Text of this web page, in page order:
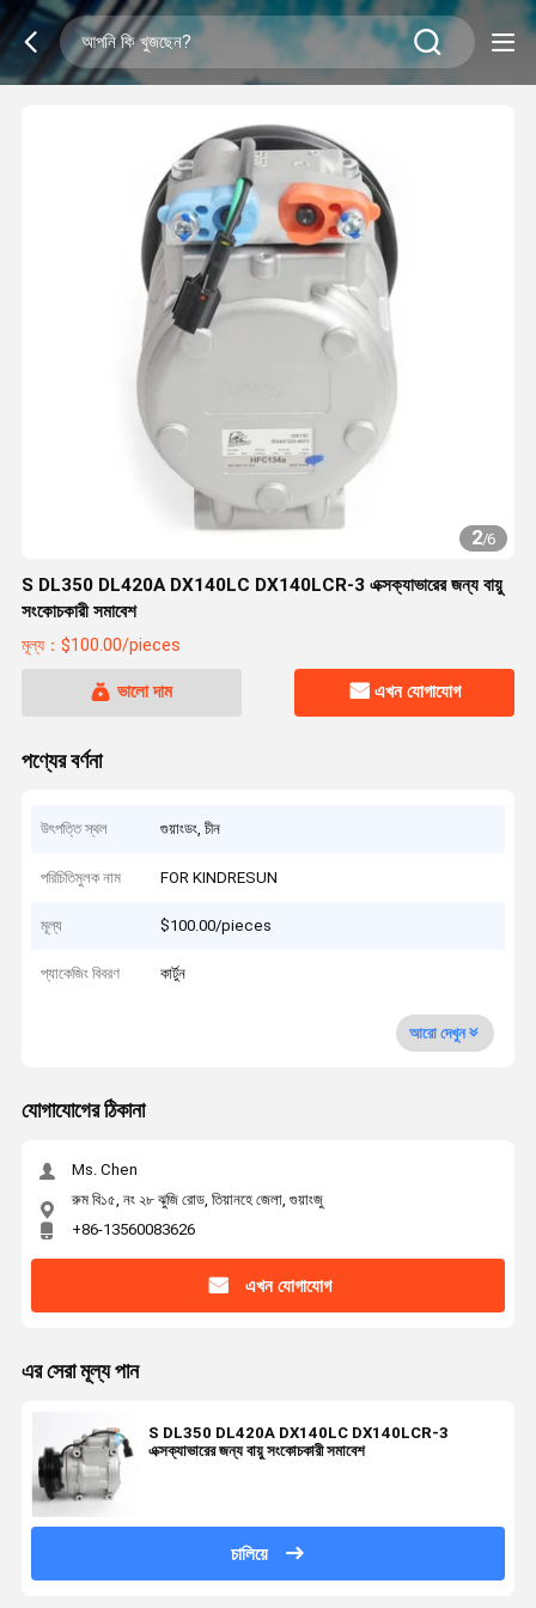
2/6
S DL350 DL420A DX140LC DX140LCR-3 এক্সক্যাভারের জন্য বায়ু
সংকোচকারী সমাবেশ
মূল্য：$100.00/pieces
ভালো দাম এখন যোগাযোগ
পণ্যের বর্ণনা
উৎপত্তি স্থল গুয়াংডং, চীন
পরিচিতিমুলক নাম FOR KINDRESUN
মূল্য $100.00/pieces
প্যাকেজিং বিবরণ কার্টুন
আরো দেখুন
যোগাযোগের ঠিকানা
Ms. Chen
রুম বি১৫, নং ২৮ ঝুজি রোড, তিয়ানহে জেলা, গুয়াংজু
+86-13560083626
এখন যোগাযোগ
এর সেরা মূল্য পান
S DL350 DL420A DX140LC DX140LCR-3
এক্সক্যাভারের জন্য বায়ু সংকোচকারী সমাবেশ
চালিয়ে